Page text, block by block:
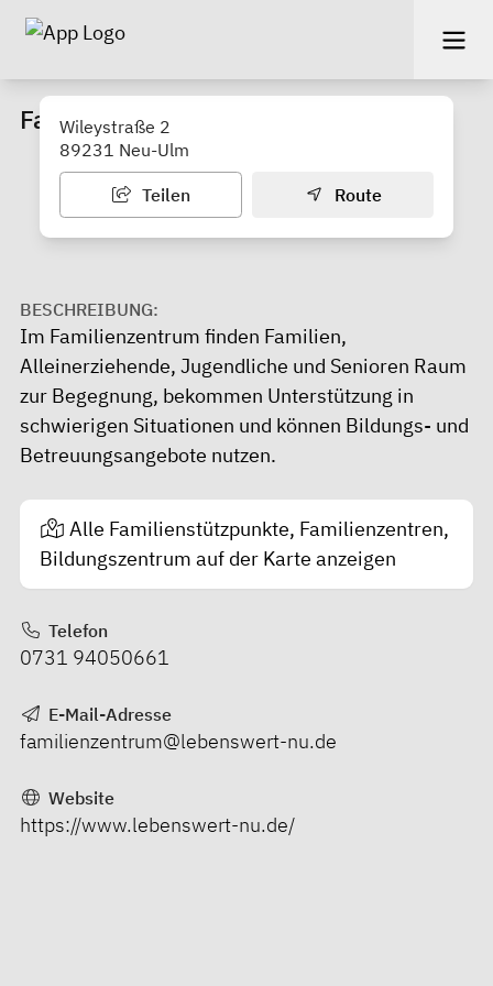
Familienzentrum Lebenswert
Wileystraße 2
89231 Neu-Ulm
Teilen Route
BESCHREIBUNG:
Im Familienzentrum finden Familien,
Alleinerziehende, Jugendliche und Senioren Raum
zur Begegnung, bekommen Unterstützung in
schwierigen Situationen und können Bildungs- und
Betreuungsangebote nutzen.
Alle Familienstützpunkte, Familienzentren,
Bildungszentrum auf der Karte anzeigen
Telefon
0731 94050661
E-Mail-Adresse
familienzentrum@lebenswert-nu.de
Website
https://www.lebenswert-nu.de/